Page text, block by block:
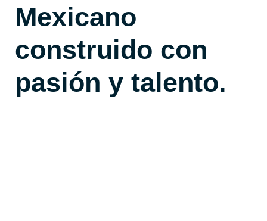
Mexicano
construido con
pasión y talento.